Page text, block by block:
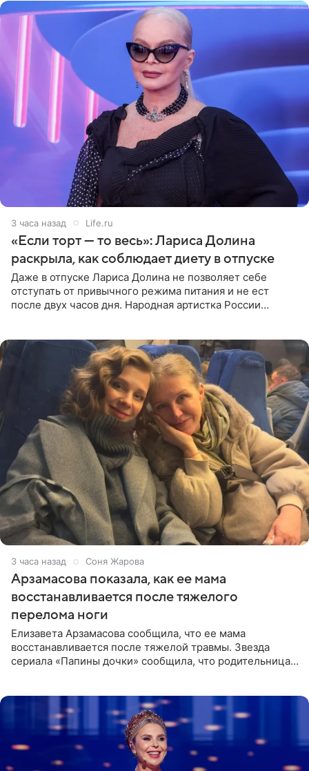
3 часа назад Life.ru
«Если торт — то весь»: Лариса Долина
раскрыла, как соблюдает диету в отпуске
Даже в отпуске Лариса Долина не позволяет себе
отступать от привычного режима питания и не ест
после двух часов дня. Народная артистка России
3 часа назад Соня Жарова
Арзамасова показала, как ее мама
восстанавливается после тяжелого
перелома ноги
Елизавета Арзамасова сообщила, что ее мама
восстанавливается после тяжелой травмы. Звезда
сериала «Папины дочки» сообщила, что родительница